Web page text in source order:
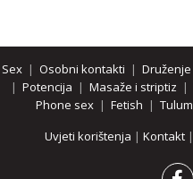
Sex| Osobni kontakti | Druženje
| Potencija | Masaže i striptiz |
Phone sex| Fetish |
Uvjeti korištenja | Kontakt |